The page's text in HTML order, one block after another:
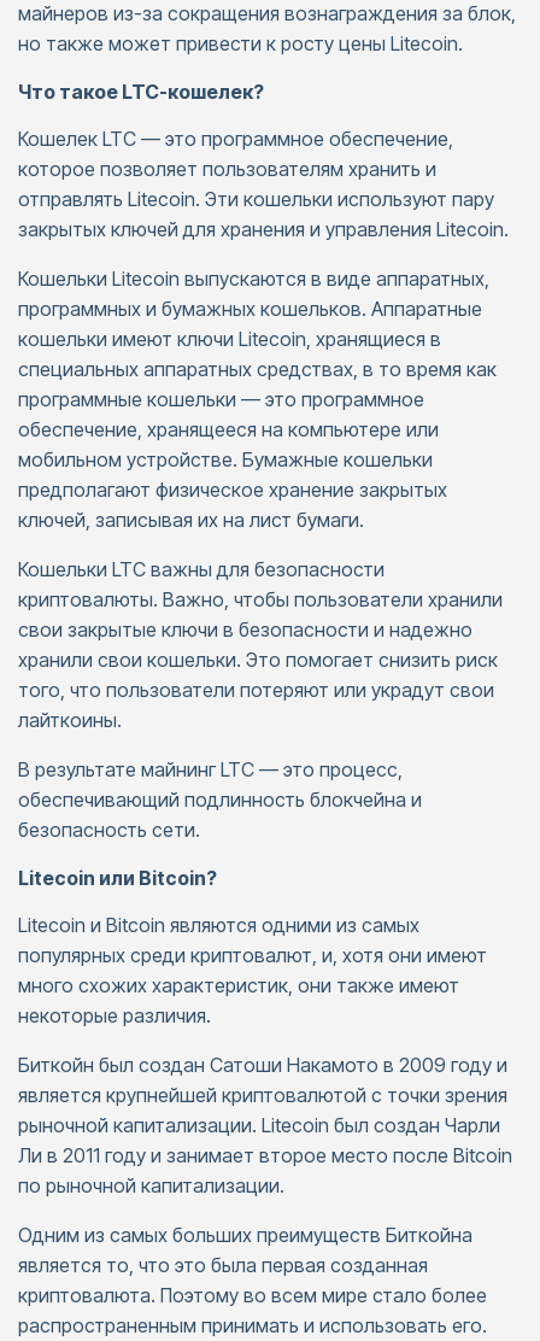
майнеров из-за сокращения вознаграждения за блок,
но также может привести к росту цены Litecoin.
Что такое LTC-кошелек?
Кошелек LTC — это программное обеспечение,
которое позволяет пользователям хранить и
отправлять Litecoin. Эти кошельки используют пару
закрытых ключей для хранения и управления Litecoin.
Кошельки Litecoin выпускаются в виде аппаратных,
программных и бумажных кошельков. Аппаратные
кошельки имеют ключи Litecoin, хранящиеся в
специальных аппаратных средствах, в то время как
программные кошельки — это программное
обеспечение, хранящееся на компьютере или
мобильном устройстве. Бумажные кошельки
предполагают физическое хранение закрытых
ключей, записывая их на лист бумаги.
Кошельки LTC важны для безопасности
криптовалюты. Важно, чтобы пользователи хранили
свои закрытые ключи в безопасности и надежно
хранили свои кошельки. Это помогает снизить риск
того, что пользователи потеряют или украдут свои
лайткоины.
В результате майнинг LTC — это процесс,
обеспечивающий подлинность блокчейна и
безопасность сети.
Litecoin или Bitcoin?
Litecoin и Bitcoin являются одними из самых
популярных среди криптовалют, и, хотя они имеют
много схожих характеристик, они также имеют
некоторые различия.
Биткойн был создан Сатоши Накамото в 2009 году и
является крупнейшей криптовалютой с точки зрения
рыночной капитализации. Litecoin был создан Чарли
Ли в 2011 году и занимает второе место после Bitcoin
по рыночной капитализации.
Одним из самых больших преимуществ Биткойна
является то, что это была первая созданная
криптовалюта. Поэтому во всем мире стало более
распространенным принимать и использовать его.